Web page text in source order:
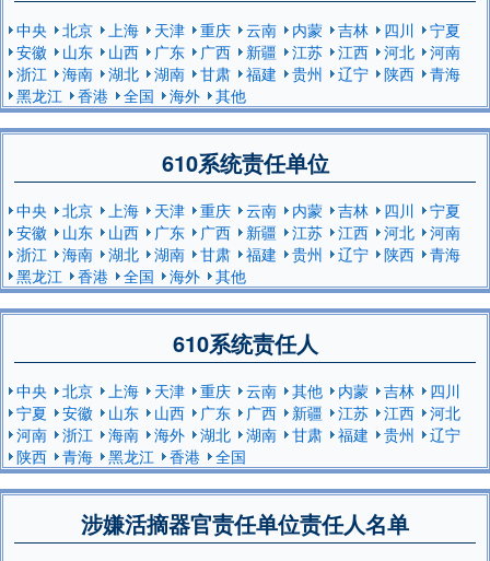
中央 北京 上海 天津 重庆 云南 内蒙 吉林 四川
宁夏
安徽
山东 山西 广东 广西 新疆 江苏 江西 河北
河南
浙江
海南 湖北 湖南 甘肃 福建 贵州 辽宁 陕西
青海
黑龙江
香港 全国 海外 其他
610系统责任单位
中央 北京 上海 天津 重庆 云南 内蒙 吉林 四川
宁夏
安徽
山东 山西 广东 广西 新疆 江苏 江西 河北
河南
浙江
海南 湖北 湖南 甘肃 福建 贵州 辽宁 陕西
青海
黑龙江
香港 全国 海外 其他
610系统责任人
中央 北京 上海 天津 重庆 云南 其他 内蒙 吉林
四川
宁夏
安徽 山东 山西 广东 广西 新疆 江苏 江西
河北
河南
浙江 海南 海外 湖北 湖南 甘肃 福建 贵州
辽宁
陕西
青海 黑龙江 香港 全国
涉嫌活摘器官责任单位责任人名单